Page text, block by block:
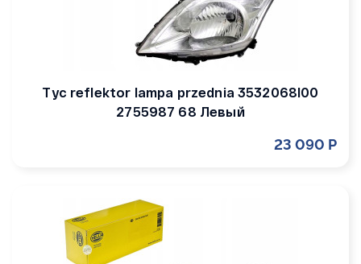
Tyc reflektor lampa przednia 3532068l00
2755987 68 Левый
23 090 Р